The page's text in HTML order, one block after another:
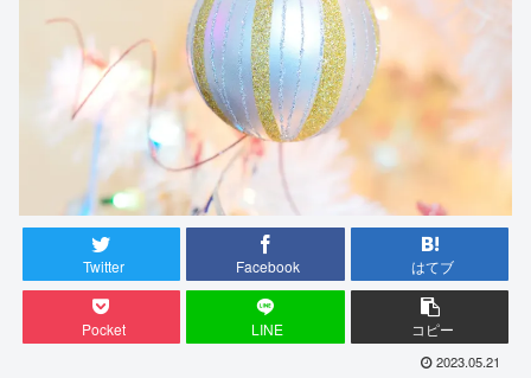
Twitter Facebook はてブ
Pocket LINE コピー
2023.05.21